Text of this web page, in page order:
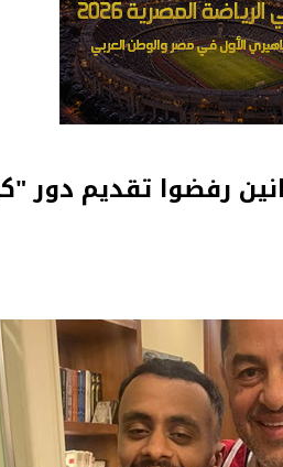
أحمد شفيق: 6 فنانين رفضوا تقديم